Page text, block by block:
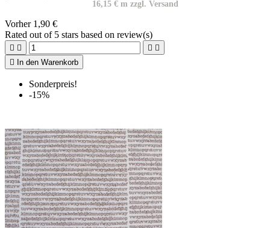
16,15 € m zzgl. Versand
Vorher 1,90 €
Rated out of 5 stars based on review(s)
   

In den Warenkorb
Sonderpreis!
-15%